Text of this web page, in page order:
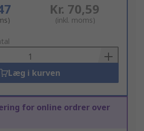
Kr. 70,59
(inkl. moms)
Læg i kurven
for online ordrer over